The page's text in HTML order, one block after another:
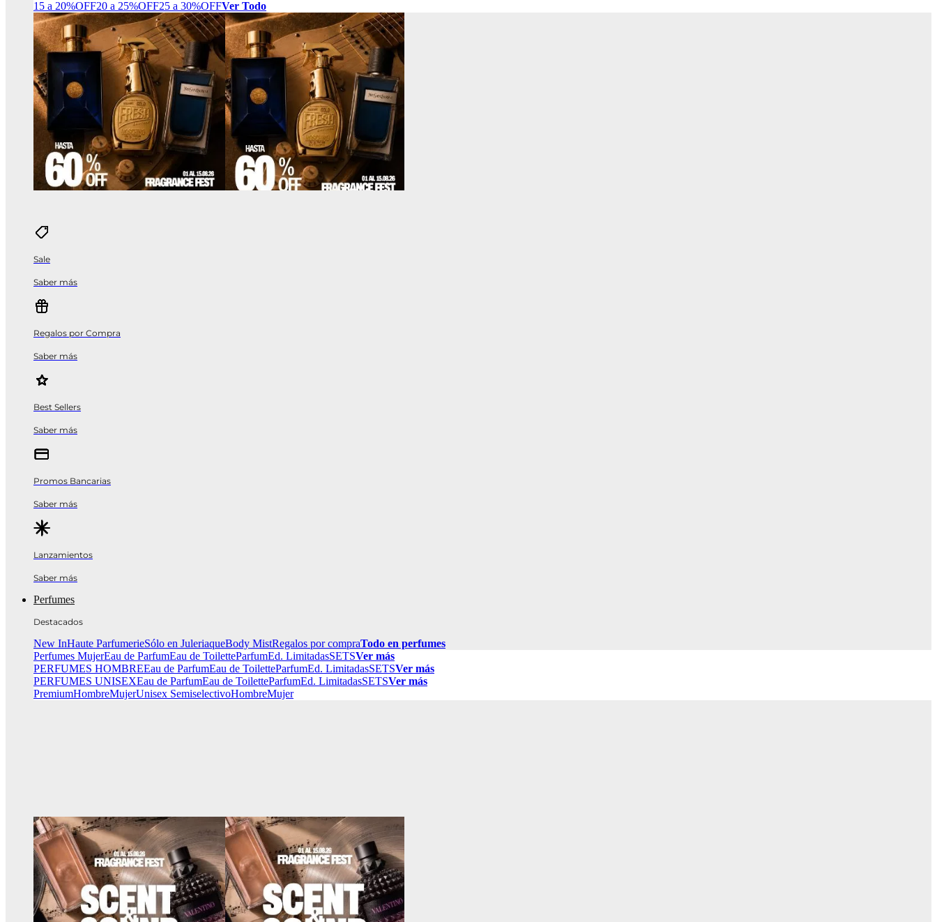
15 a 20%OFF20 a 25%OFF25 a 30%OFFVer Todo
Sale
Saber más
Regalos por Compra
Saber más
Best Sellers
Saber más
Promos Bancarias
Saber más
Lanzamientos
Saber más
Perfumes
Destacados
New InHaute ParfumerieSólo en JuleriaqueBody MistRegalos por compraTodo en perfumes
Perfumes MujerEau de ParfumEau de ToiletteParfumEd. LimitadasSETSVer más
PERFUMES HOMBREEau de ParfumEau de ToiletteParfumEd. LimitadasSETSVer más
PERFUMES UNISEXEau de ParfumEau de ToiletteParfumEd. LimitadasSETSVer más
PremiumHombreMujerUnisex SemiselectivoHombreMujer